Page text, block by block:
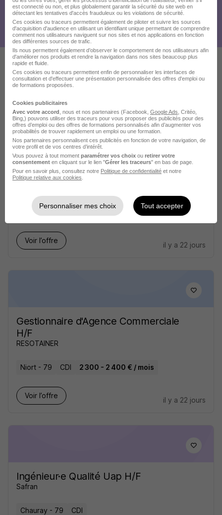
Ces offres pourraient aussi
Responsable des Opérations
Véhicules Autonomes H/F
Saint-Lin - 79 80 000 - 90 000 € / an
Voir l’offre
il y a 22 jours
Gestionnaire d'Agence Commerciale
H/F
RESOTAINER
Niort - 79 CDI 2 300 - 2 400 € / mois
Voir l’offre
il y a 22 jours
Ingénieur·e Qualité Uap H/F
Safran
Chauray - 79 CDI
est connecté ou non, et plus globalement garantir la sécurité du site web en
détectant les tentatives d'accès frauduleux ou les violations de sécurité.
Ces cookies ou traceurs permettent également de piloter et suivre les sources
d'acquisition d'audience en utilisant un identifiant unique permettant de comprendre
comment nos utilisateurs naviguent sur nos sites et nos applications en fonction
des différentes sources de trafic.
Ils nous permettent également d’observer le comportement de nos utilisateurs afin
d'améliorer nos produits et rendre la navigation dans nos sites beaucoup plus
rapide et fluide.
Ces cookies ou traceurs permettent enfin de personnaliser les interfaces de
consultation et d'effectuer une présentation personnalisée des offres d'emploi ou
de formations proposées.
Cookies publicitaires
Avec votre accord , nous et nos partenaires (Facebook, Google Ads , Critéo,
Bing,) pouvons utiliser des traceurs pour vous proposer des publicités pour des
offres d’emploi ou des offres de formations personnalisés afin d’augmenter vos
probabilités de trouver rapidement un emploi ou une formation.
Nos partenaires personnalisent ces publicités en fonction de votre navigation, de
votre profil et de vos centres d’intérêt.
Vous pouvez à tout moment paramétrer vos choix ou retirer votre
consentement en cliquant sur le lien "Gérer les traceurs" en bas de page.
Pour en savoir plus, consultez notre Politique de confidentialité et notre
Politique relative aux cookies
Personnaliser mes choix Tout accepter